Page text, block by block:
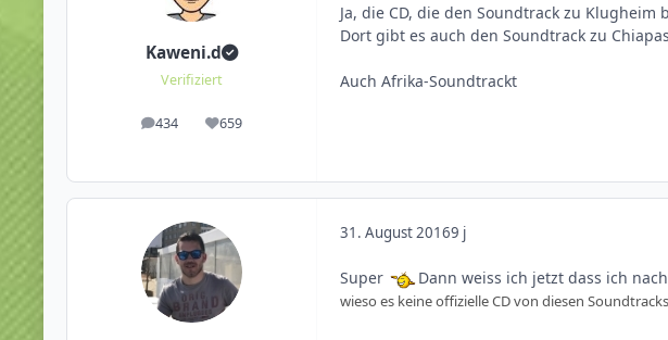
Kaweni.d
Verifiziert
434
Beiträge 659
Reputation
Ja, die CD, die den Soundtrack zu
Dort gibt es auch den Soundtrack zu
Auch Afrika-Soundtrackt
31. August 20169 j
Super Dann weiss ich jetzt dass ich
wieso es keine offizielle CD von diesen